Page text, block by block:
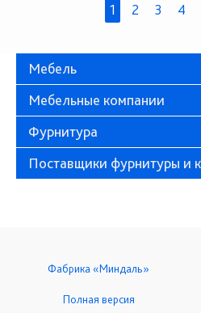
1 2 3 4
Мебель
Мебельные компании
Фурнитура
Поставщики фурнитуры и
Фабрика «Миндаль»
Полная версия